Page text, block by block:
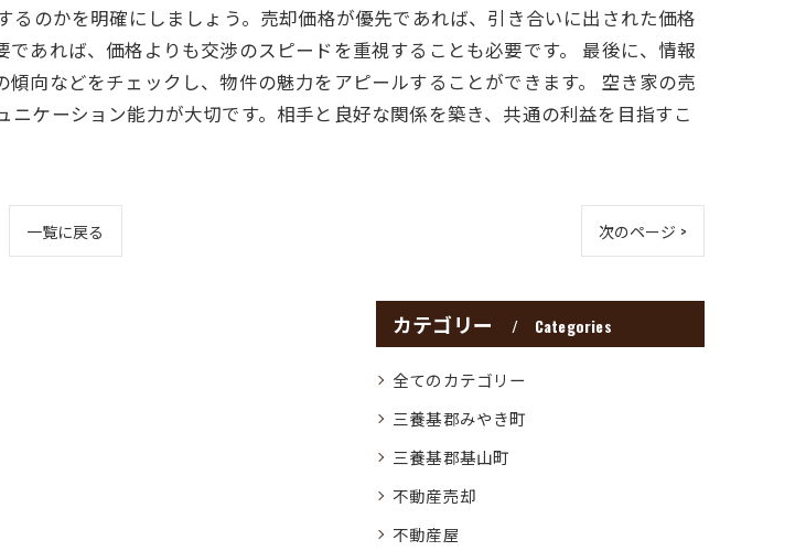
のかを明確にしましょう。売却価格が優先であれば、引き合いに出された価格
あれば、価格よりも交渉のスピードを重視することも必要です。 最後に、情報
向などをチェックし、物件の魅力をアピールすることができます。 空き家の売
ケーション能力が大切です。相手と良好な関係を築き、共通の利益を目指すこ
一覧に戻る 次のページ >
カテゴリー Categories
全てのカテゴリー
三養基郡みやき町
三養基郡基山町
不動産売却
不動産屋